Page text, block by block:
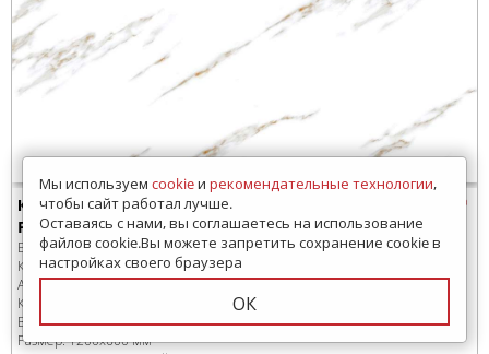
Керамогранит LV Granito Radial Statuario
Polished 60x120
Бренд:LV Granito
Коллекция:Polished
Артикул:892101
Код товара:
В коробке:2 шт, 1.44 м2
Размер:1200x600 мм
Мы используем cookieи рекомендательные технологии,
чтобы сайт работал лучше.
Оставаясь с нами, вы соглашаетесь на использование
файлов cookie.Вы можете запретить сохранение cookie в
настройках своего браузера
ОК